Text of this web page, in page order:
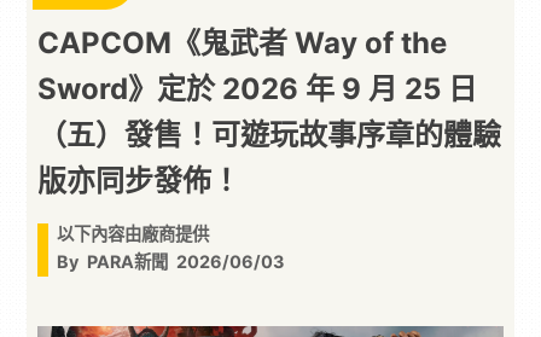
CAPCOM《鬼武者 Way of the
Sword》定於 2026 年 9 月 25 日
（五）發售！可遊玩故事序章的體驗
版亦同步發佈！
以下內容由廠商提供
By PARA新聞 2026/06/03